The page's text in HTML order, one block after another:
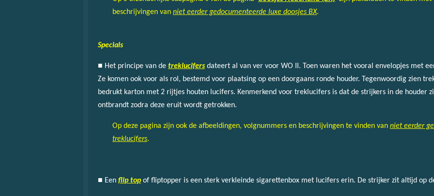
beschrijvingen van niet eerder gedocumenteerde luxe doosjes BX.
Specials
■ Het principe van de treklucifers dateert al van ver voor WO II. Toen waren het vooral envelopjes met
Ze komen ook voor als rol, bestemd voor plaatsing op een doorgaans ronde houder. Tegenwoordig zien
bedrukt karton met 2 rijtjes houten lucifers. Kenmerkend voor treklucifers is dat de strijkers in de houder
ontbrandt zodra deze eruit wordt getrokken.
Op deze pagina zijn ook de afbeeldingen, volgnummers en beschrijvingen te vinden van niet eerder
treklucifers.
■ Een flip top of fliptopper is een sterk verkleinde sigarettenbox met lucifers erin. De strijker zit altijd op